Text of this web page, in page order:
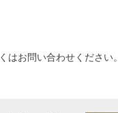
お問い合わせください。